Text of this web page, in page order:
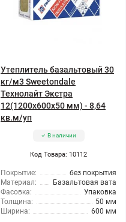
Утеплитель базальтовый 30
кг/м3 Sweetondale
Технолайт Экстра
12(1200x600x50 мм) - 8,64
кв.м/уп
В наличии
Код Товара: 10112
Покрытие:
без покрытия
Материал:
Базальтовая вата
Фасовка:
Упаковка
Толщина:
50 мм
Ширина:
600 мм